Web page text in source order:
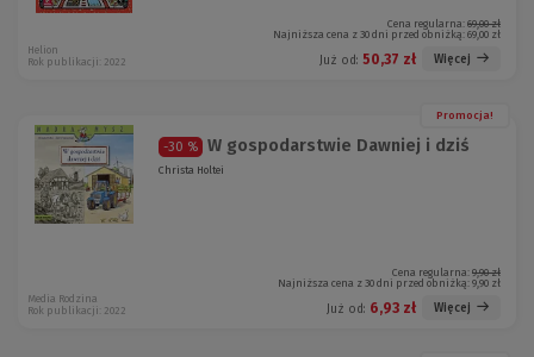
Cena regularna: 69,00 zł
Najniższa cena z 30 dni przed obniżką: 69,00 zł
Już od: 50,37 zł Więcej
Helion
Rok publikacji: 2022
Promocja!
-30 % W gospodarstwie Dawniej i dziś
Christa Holtei
Cena regularna: 9,90 zł
Najniższa cena z 30 dni przed obniżką: 9,90 zł
Już od: 6,93 zł Więcej
Media Rodzina
Rok publikacji: 2022